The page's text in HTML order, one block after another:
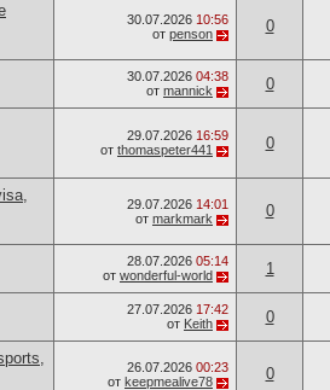
30.07.2026 10:56
от penson 0
30.07.2026 04:38
от mannick 0
29.07.2026 16:59
от thomaspeter441 0
29.07.2026 14:01
от markmark 0
28.07.2026 05:14
от wonderful-world 1
27.07.2026 17:42
от Keith 0
26.07.2026 00:23
от keepmealive78 0